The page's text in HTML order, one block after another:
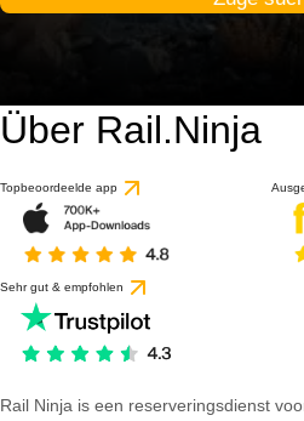
Über Rail.Ninja
Topbeoordeelde app
Sehr gut & empfohlen
Rail Ninja is een reserveringsdienst